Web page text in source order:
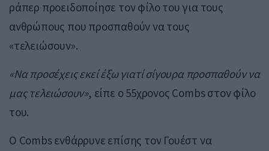
ράπερ προειδοποίησε τον φίλο του για τους
ανθρώπους που προσπαθούν να τους
«τελειώσουν».
«Να προσέχεις εκεί έξω γιατί σίγουρα προσπαθούν να
μας τελειώσουν», είπε ο 55χρονος Combs στον φίλο
του.
Ο Combs ενθάρρυνε επίσης τον Γουέστ να